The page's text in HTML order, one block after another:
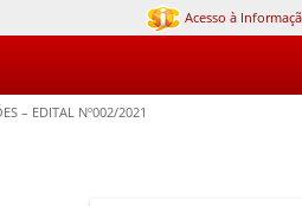
Acesso à
– EDITAL Nº002/2021